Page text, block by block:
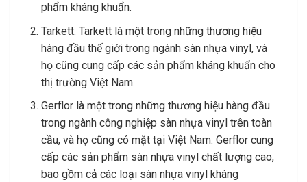
phẩm kháng khuẩn.
Tarkett: Tarkett là một trong những thương hiệu
hàng đầu thế giới trong ngành sàn nhựa vinyl, và
họ cũng cung cấp các sản phẩm kháng khuẩn cho
thị trường Việt Nam.
Gerflor là một trong những thương hiệu hàng đầu
trong ngành công nghiệp sàn nhựa vinyl trên toàn
cầu, và họ cũng có mặt tại Việt Nam. Gerflor cung
cấp các sản phẩm sàn nhựa vinyl chất lượng cao,
bao gồm cả các loại sàn nhựa vinyl kháng